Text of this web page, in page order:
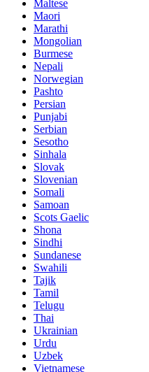
Maltese
Maori
Marathi
Mongolian
Burmese
Nepali
Norwegian
Pashto
Persian
Punjabi
Serbian
Sesotho
Sinhala
Slovak
Slovenian
Somali
Samoan
Scots Gaelic
Shona
Sindhi
Sundanese
Swahili
Tajik
Tamil
Telugu
Thai
Ukrainian
Urdu
Uzbek
Vietnamese